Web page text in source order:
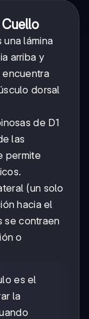
una lámina
arriba y
encuentra
dorsal
de D1
las
permite
(un solo
hacia el
se contraen
o
es el
la